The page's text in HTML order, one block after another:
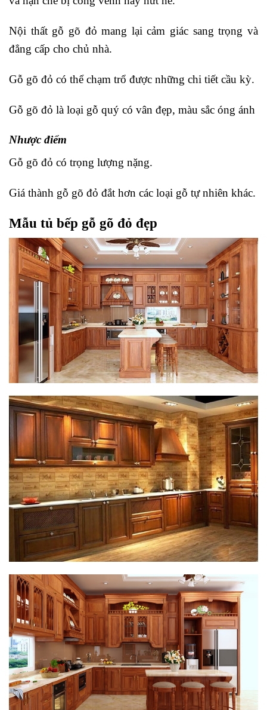
Nội thất gỗ gõ đỏ mang lại cảm giác sang trọng và
đẳng cấp cho chủ nhà.
Gỗ gõ đỏ có thể chạm trổ được những chi tiết cầu kỳ.
Gỗ gõ đỏ là loại gỗ quý có vân đẹp, màu sắc óng ánh
Nhược điểm
Gỗ gõ đỏ có trọng lượng nặng.
Giá thành gỗ gõ đỏ đắt hơn các loại gỗ tự nhiên khác.
Mẫu tủ bếp gỗ gõ đỏ đẹp